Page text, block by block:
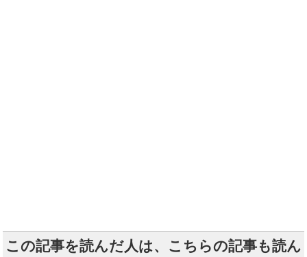
この記事を読んだ人は、こちらの記事も読ん